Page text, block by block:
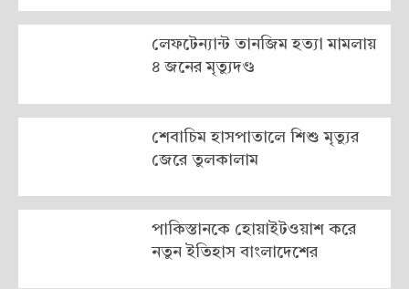
লেফটেন্যান্ট তানজিম হত্যা মামলায়
৪ জনের মৃত্যুদণ্ড
শেবাচিম হাসপাতালে শিশু মৃত্যুর
জেরে তুলকালাম
পাকিস্তানকে হোয়াইটওয়াশ করে
নতুন ইতিহাস বাংলাদেশের